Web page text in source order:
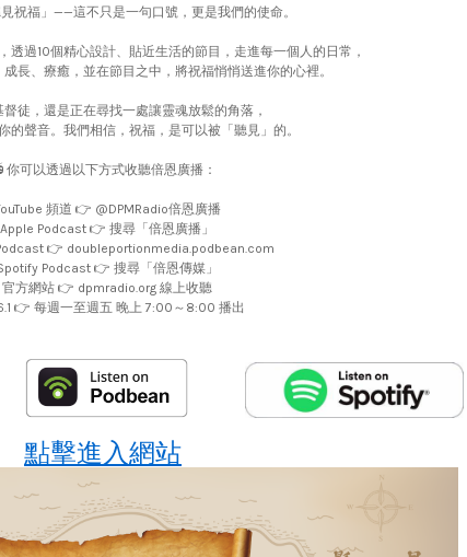
祝福」——這不只是一句口號，更是我們的使命。
透過10個精心設計、貼近生活的節目，走進每一個人的日常，
長、療癒，並在節目之中，將祝福悄悄送進你的心裡。
徒，還是正在尋找一處讓靈魂放鬆的角落，
的聲音。我們相信，祝福，是可以被「聽見」的。
你可以透過以下方式收聽倍恩廣播：
頻道 👉 @DPMRadio倍恩廣播
Podcast 👉 搜尋「倍恩廣播」
👉 doubleportionmedia.podbean.com
Podcast 👉 搜尋「倍恩傳媒」
方網站 👉 dpmradio.org 線上收聽
👉 每週一至週五 晚上 7:00～8:00 播出
點擊進入網站